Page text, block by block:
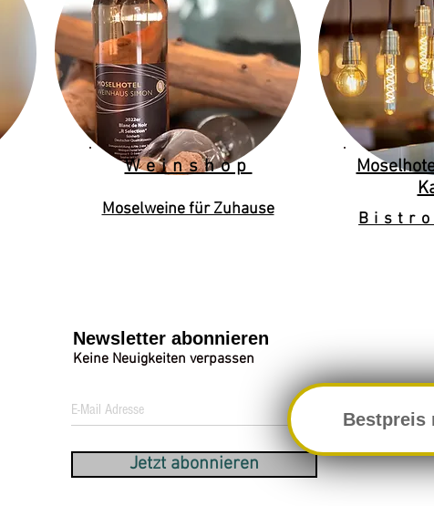
Bestpreis
Weinshop
Moselweine für Zuhause
Bistro
Newsletter abonnieren
Keine Neuigkeiten verpassen
Jetzt abonnieren